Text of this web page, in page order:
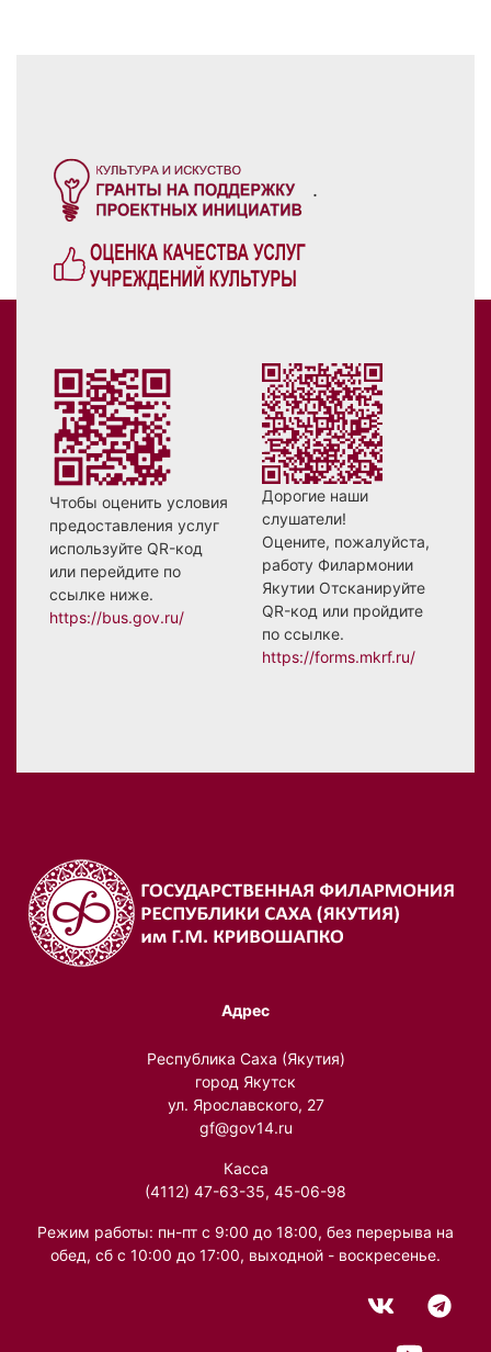
.
Чтобы оценить условия
предоставления услуг
используйте QR-код
или перейдите по
ссылке ниже.
https://bus.gov.ru/
Дорогие наши
слушатели!
Оцените, пожалуйста,
работу Филармонии
Якутии Отсканируйте
QR-код или пройдите
по ссылке.
https://forms.mkrf.ru/
Адрес
Республика Саха (Якутия)
город Якутск
ул. Ярославского, 27
gf@gov14.ru
Касса
(4112) 47-63-35, 45-06-98
Режим работы: пн-пт с 9:00 до 18:00, без перерыва на
обед, сб с 10:00 до 17:00, выходной - воскресенье.